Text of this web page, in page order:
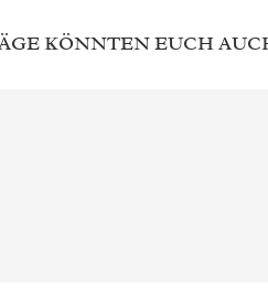
KÖNNTEN EUCH